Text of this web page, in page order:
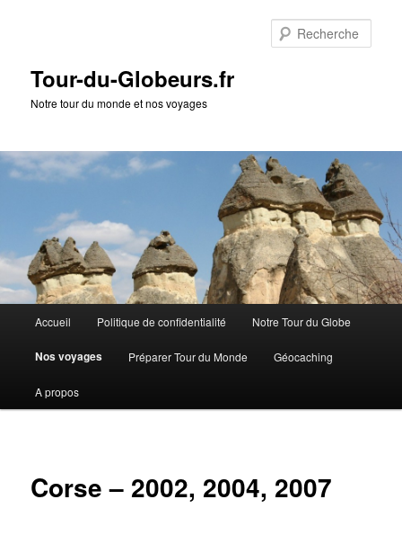
Tour-du-Globeurs.fr
Notre tour du monde et nos voyages
principal
Aller
au
contenu
Aller
au
contenu
Accueil Politique de confidentialité Notre Tour du Globe
Nos voyages Préparer Tour du Monde Géocaching
A propos
Corse – 2002, 2004, 2007